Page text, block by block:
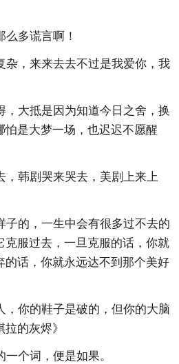
么多谎言啊！
杂，来来去去不过是我爱你，我
，大抵是因为知道今日之舍，换
怕是大梦一场，也迟迟不愿醒
，韩剧哭来哭去，美剧上来上
子的，一生中会有很多过不去的
克服过去，一旦克服的话，你就
的话，你就永远达不到那个美好
，你的鞋子是破的，但你的大脑
的灰烬》
个词，便是如果。